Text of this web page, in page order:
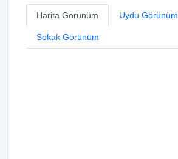
Harita Görünüm Uydu Görünüm
Sokak Görünüm